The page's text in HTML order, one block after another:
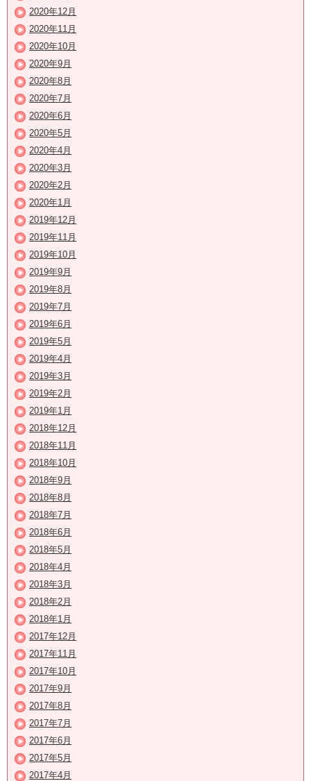
2020年12月
2020年11月
2020年10月
2020年9月
2020年8月
2020年7月
2020年6月
2020年5月
2020年4月
2020年3月
2020年2月
2020年1月
2019年12月
2019年11月
2019年10月
2019年9月
2019年8月
2019年7月
2019年6月
2019年5月
2019年4月
2019年3月
2019年2月
2019年1月
2018年12月
2018年11月
2018年10月
2018年9月
2018年8月
2018年7月
2018年6月
2018年5月
2018年4月
2018年3月
2018年2月
2018年1月
2017年12月
2017年11月
2017年10月
2017年9月
2017年8月
2017年7月
2017年6月
2017年5月
2017年4月